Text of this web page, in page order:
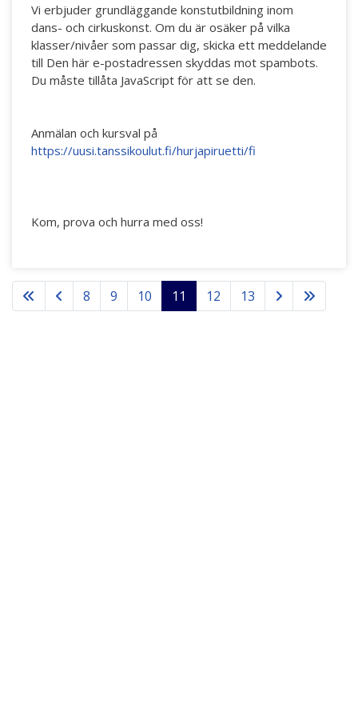
Vi erbjuder grundläggande konstutbildning inom
dans- och cirkuskonst. Om du är osäker på vilka
klasser/nivåer som passar dig, skicka ett meddelande
till Den här e-postadressen skyddas mot spambots.
Du måste tillåta JavaScript för att se den.
Anmälan och kursval på
https://uusi.tanssikoulut.fi/hurjapiruetti/fi
Kom, prova och hurra med oss!
8 9 10 11 12 13